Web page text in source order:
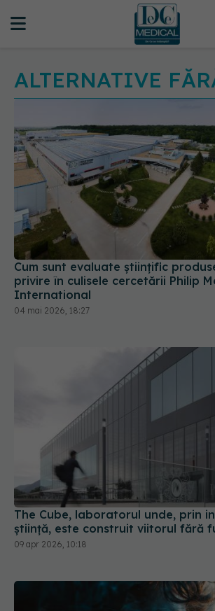
ALTERNATIVE
Cum sunt evaluate științific
privire în culisele cercetării Philip
International
04 mai 2026, 18:27
The Cube, laboratorul unde, prin
știință, este construit viitorul fără
09 apr 2026, 10:18